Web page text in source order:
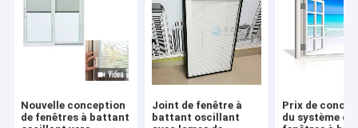
Nouvelle conception
de fenêtres à battant
Joint de fenêtre à
battant oscillant
Prix de
du système de